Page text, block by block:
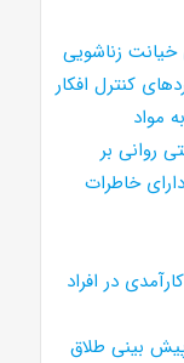
خیانت زناشویی
کنترل افکار
مواد
روانی بر
خاطرات
در افراد
بینی طلاق